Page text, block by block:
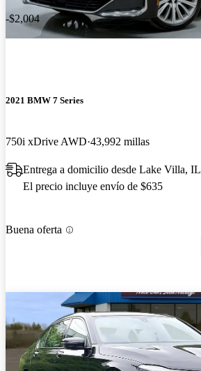
-$2,004
2021 BMW 7 Series
750i xDrive AWD 43,992 millas
Entrega a domicilio desde Lake Villa, IL
El precio incluye envío de $635
Buena oferta